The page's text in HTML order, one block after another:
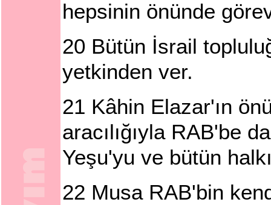
hepsinin önünde
20 Bütün İsrail
yetkinden ver.
21 Kâhin Elazar'ın
aracılığıyla RAB'be
Yeşu'yu ve bütün
22 Musa RAB'bin